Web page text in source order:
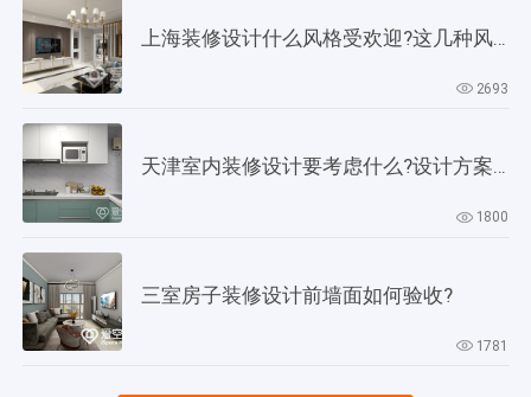
上海装修设计什么风格受欢迎?这几种风格是当下正流行!
2693
天津室内装修设计要考虑什么?设计方案要以此为依据!
1800
三室房子装修设计前墙面如何验收?
1781